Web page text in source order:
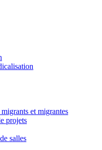
et migrantes
projets
salles